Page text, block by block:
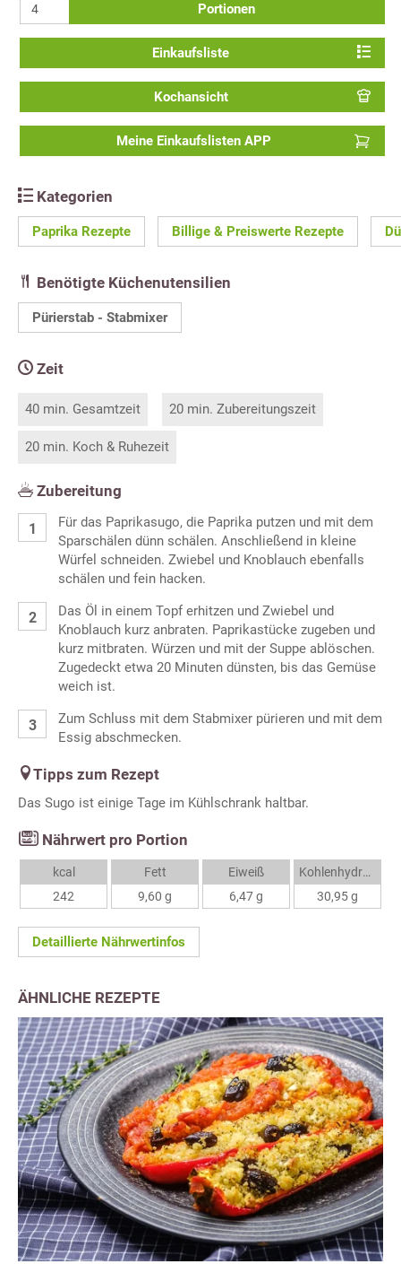
Portionen
Einkaufsliste
Kochansicht
Meine Einkaufslisten APP
Kategorien
Paprika Rezepte Billige & Preiswerte Rezepte
Benötigte Küchenutensilien
Pürierstab - Stabmixer
Zeit
40 min. Gesamtzeit 20 min. Zubereitungszeit
20 min. Koch & Ruhezeit
Zubereitung
Für das Paprikasugo, die Paprika putzen und mit dem
Sparschälen dünn schälen. Anschließend in kleine
Würfel schneiden. Zwiebel und Knoblauch ebenfalls
schälen und fein hacken.
Das Öl in einem Topf erhitzen und Zwiebel und
Knoblauch kurz anbraten. Paprikastücke zugeben und
kurz mitbraten. Würzen und mit der Suppe ablöschen.
Zugedeckt etwa 20 Minuten dünsten, bis das Gemüse
weich ist.
Zum Schluss mit dem Stabmixer pürieren und mit dem
Essig abschmecken.
Tipps zum Rezept
Das Sugo ist einige Tage im Kühlschrank haltbar.
Nährwert pro Portion
kcal
242
Fett
9,60 g
Eiweiß
6,47 g
Kohlenhydrate
30,95 g
Detaillierte Nährwertinfos
ÄHNLICHE REZEPTE